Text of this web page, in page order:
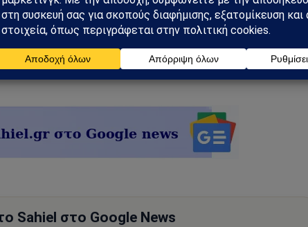
γνωστή είναι το κλείσιμο 800 καταστημάτων της Coop
της Σουηδίας.
Sahiel στο Google News